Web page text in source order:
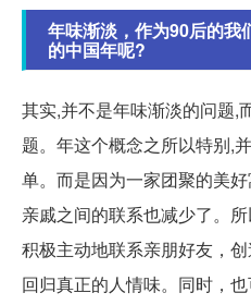
年味渐淡，作为90后的我
的中国年呢?
其实,并不是年味渐淡的问题,
题。年这个概念之所以特别,
单。而是因为一家团聚的美
亲戚之间的联系也减少了。
积极主动地联系亲朋好友，
回归真正的人情味。同时，